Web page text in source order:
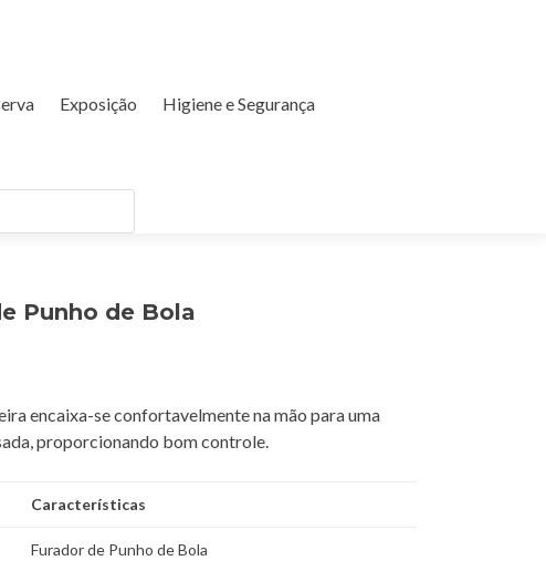
Exposição
Higiene e Segurança
Punho de Bola
encaixa-se confortavelmente na mão para uma
proporcionando bom controle.
Características
Furador de Punho de Bola